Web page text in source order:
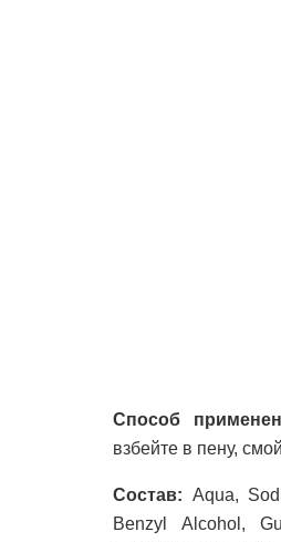
Способ
взбейте в пену,
Состав: Aqua,
Benzyl Alcohol,